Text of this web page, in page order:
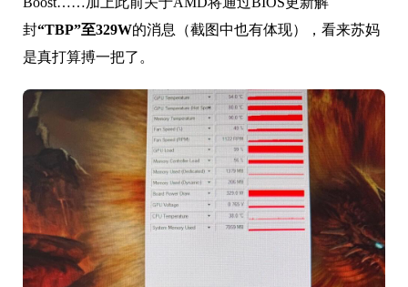
封“TBP”至329W的消息（截图中也有体现），看来苏妈
是真打算搏一把了。